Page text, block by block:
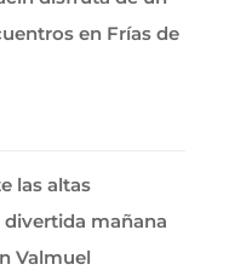
en Frías de
las altas
mañana
Valmuel